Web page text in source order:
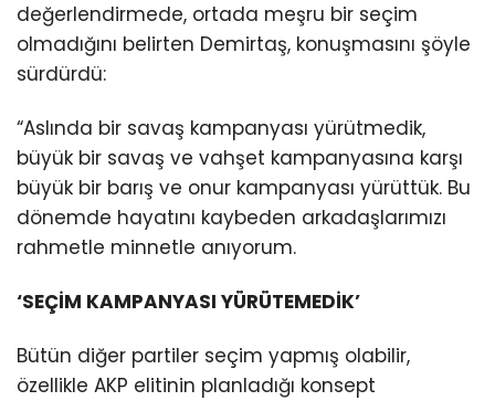
değerlendirmede, ortada meşru bir seçim
olmadığını belirten Demirtaş, konuşmasını şöyle
sürdürdü:
“Aslında bir savaş kampanyası yürütmedik,
büyük bir savaş ve vahşet kampanyasına karşı
büyük bir barış ve onur kampanyası yürüttük. Bu
dönemde hayatını kaybeden arkadaşlarımızı
rahmetle minnetle anıyorum.
‘SEÇİM KAMPANYASI YÜRÜTEMEDİK’
Bütün diğer partiler seçim yapmış olabilir,
özellikle AKP elitinin planladığı konsept